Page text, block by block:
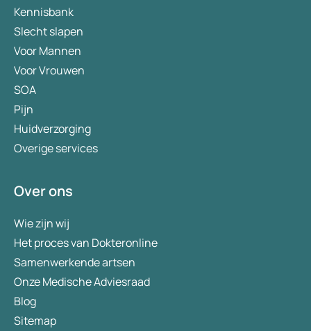
Kennisbank
Slecht slapen
Voor Mannen
Voor Vrouwen
SOA
Pijn
Huidverzorging
Overige services
Over ons
Wie zijn wij
Het proces van Dokteronline
Samenwerkende artsen
Onze Medische Adviesraad
Blog
Sitemap